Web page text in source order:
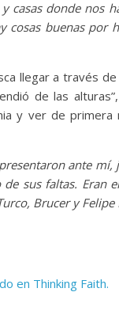
casas donde nos
cosas buenas por
llegar a través
de las
y ver de
ante
sus faltas. Eran
Brucer y Felipe
en Thinking Faith.